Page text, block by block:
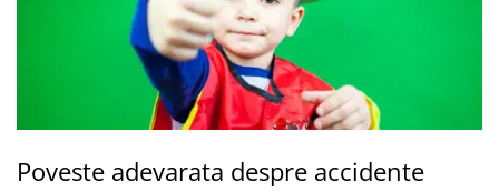
Poveste adevarata despre accidente